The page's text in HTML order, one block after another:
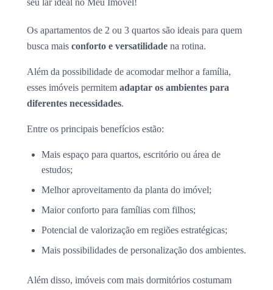
seu lar ideal no Meu Imóvel!
Os apartamentos de 2 ou 3 quartos são ideais para quem
busca mais conforto e versatilidade na rotina.
Além da possibilidade de acomodar melhor a família,
esses imóveis permitem adaptar os ambientes para
diferentes necessidades.
Entre os principais benefícios estão:
Mais espaço para quartos, escritório ou área de
estudos;
Melhor aproveitamento da planta do imóvel;
Maior conforto para famílias com filhos;
Potencial de valorização em regiões estratégicas;
Mais possibilidades de personalização dos ambientes.
Além disso, imóveis com mais dormitórios costumam